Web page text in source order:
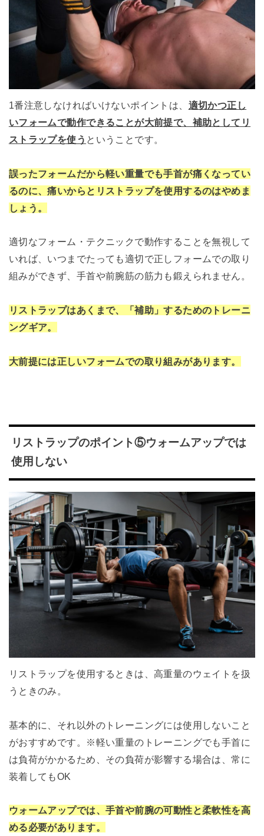
1番注意しなければいけないポイントは、 適切かつ正し
いフォームで動作できることが大前提で、補助としてリ
ストラップを使う ということです。
誤ったフォームだから軽い重量でも手首が痛くなってい
るのに、痛いからとリストラップを使用するのはやめま
しょう。
適切なフォーム・テクニックで動作することを無視して
いれば、いつまでたっても適切で正しフォームでの取り
組みができず、手首や前腕筋の筋力も鍛えられません。
リストラップはあくまで、「補助」するためのトレーニ
ングギア。
大前提には正しいフォームでの取り組みがあります。
リストラップのポイント⑤ウォームアップでは
使用しない
リストラップを使用するときは、高重量のウェイトを扱
うときのみ。
基本的に、それ以外のトレーニングには使用しないこと
がおすすめです。※軽い重量のトレーニングでも手首に
は負荷がかかるため、その負荷が影響する場合は、常に
装着してもOK
ウォームアップでは、手首や前腕の可動性と柔軟性を高
める必要があります。